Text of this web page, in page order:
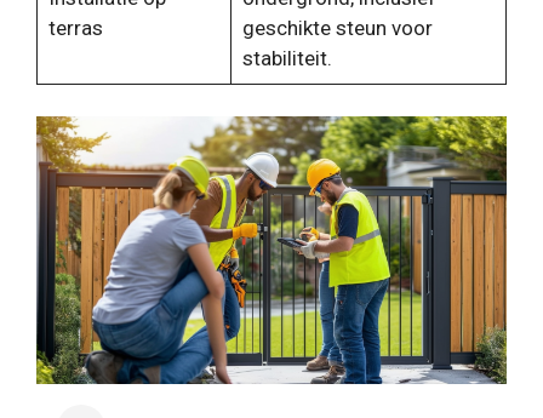
terras
geschikte steun voor
stabiliteit.